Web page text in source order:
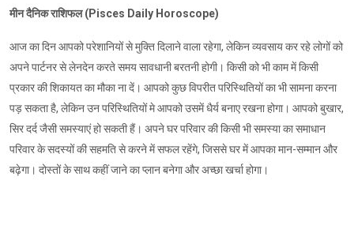
मीन दैनिक राशिफल (Pisces Daily Horoscope)
आज का दिन आपको परेशानियों से मुक्ति दिलाने वाला रहेगा, लेकिन व्यवसाय कर रहे लोगों को
अपने पार्टनर से लेनदेन करते समय सावधानी बरतनी होगी। किसी को भी काम में किसी
प्रकार की शिकायत का मौका ना दें। आपको कुछ विपरीत परिस्थितियों का भी सामना करना
पड़ सकता है, लेकिन उन परिस्थितियों मे आपको उसमें धैर्य बनाए रखना होगा। आपको बुखार,
सिर दर्द जैसी समस्याएं हो सकती हैं। अपने घर परिवार की किसी भी समस्या का समाधान
परिवार के सदस्यों की सहमति से करने में सफल रहेंगे, जिससे घर में आपका मान-सम्मान और
बढ़ेगा। दोस्तों के साथ कहीं जाने का प्लान बनेगा और अच्छा खर्चा होगा।